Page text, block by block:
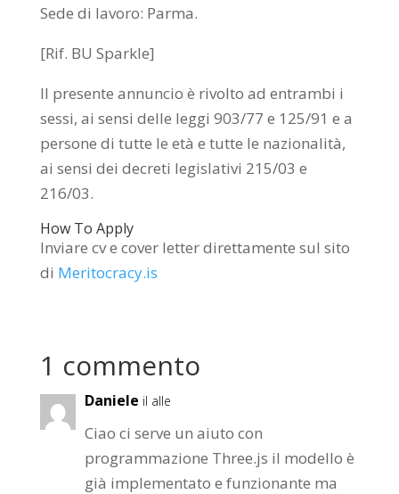
Sede di lavoro: Parma.
[Rif. BU Sparkle]
Il presente annuncio è rivolto ad entrambi i
sessi, ai sensi delle leggi 903/77 e 125/91 e a
persone di tutte le età e tutte le nazionalità,
ai sensi dei decreti legislativi 215/03 e
216/03.
How To Apply
Inviare cv e cover letter direttamente sul sito
di Meritocracy.is
1 commento
Daniele il alle
Ciao ci serve un aiuto con
programmazione Three.js il modello è
già implementato e funzionante ma